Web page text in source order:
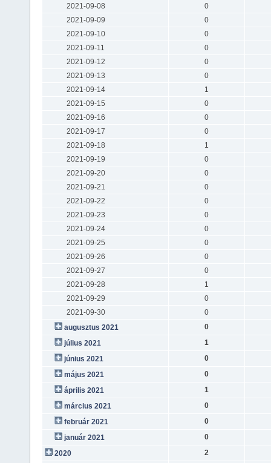
2021-09-08
0
2021-09-09
0
2021-09-10
0
2021-09-11
0
2021-09-12
0
2021-09-13
0
2021-09-14
1
2021-09-15
0
2021-09-16
0
2021-09-17
0
2021-09-18
1
2021-09-19
0
2021-09-20
0
2021-09-21
0
2021-09-22
0
2021-09-23
0
2021-09-24
0
2021-09-25
0
2021-09-26
0
2021-09-27
0
2021-09-28
1
2021-09-29
0
2021-09-30
0
augusztus 2021
0
július 2021
1
június 2021
0
május 2021
0
április 2021
1
március 2021
0
február 2021
0
január 2021
0
2020
2